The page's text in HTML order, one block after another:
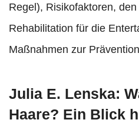
Regel), Risikofaktoren,
Rehabilitation für die
Maßnahmen zur
Julia E. Lenska:
Haare? Ein Blick